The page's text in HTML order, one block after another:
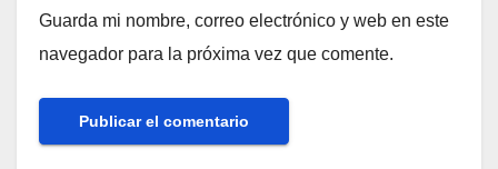
Guarda mi nombre, correo electrónico y web en este
navegador para la próxima vez que comente.